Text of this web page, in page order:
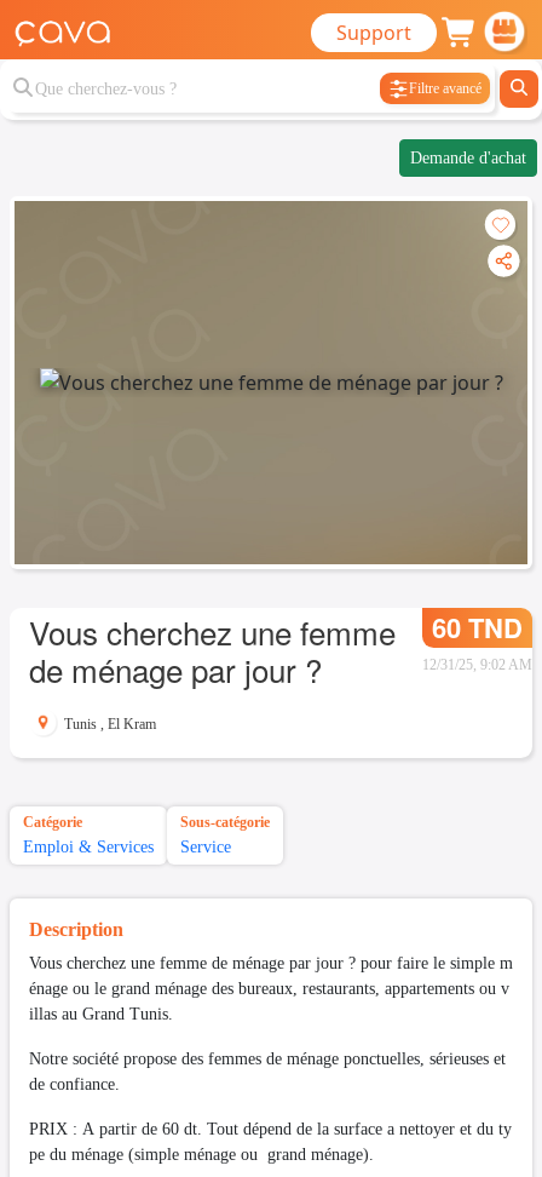
Support
Filtre avancé
Demande d'achat
Vous cherchez une femme
de ménage par jour ?
60 TND
12/31/25, 9:02 AM
Tunis , El Kram
Catégorie
Emploi & Services
Sous-catégorie
Service
Description
Vous cherchez une femme de ménage par jour ? pour faire le simple m
énage ou le grand ménage des bureaux, restaurants, appartements ou v
illas au Grand Tunis.
Notre société propose des femmes de ménage ponctuelles, sérieuses et
de confiance.
PRIX : A partir de 60 dt. Tout dépend de la surface a nettoyer et du ty
pe du ménage (simple ménage ou grand ménage).